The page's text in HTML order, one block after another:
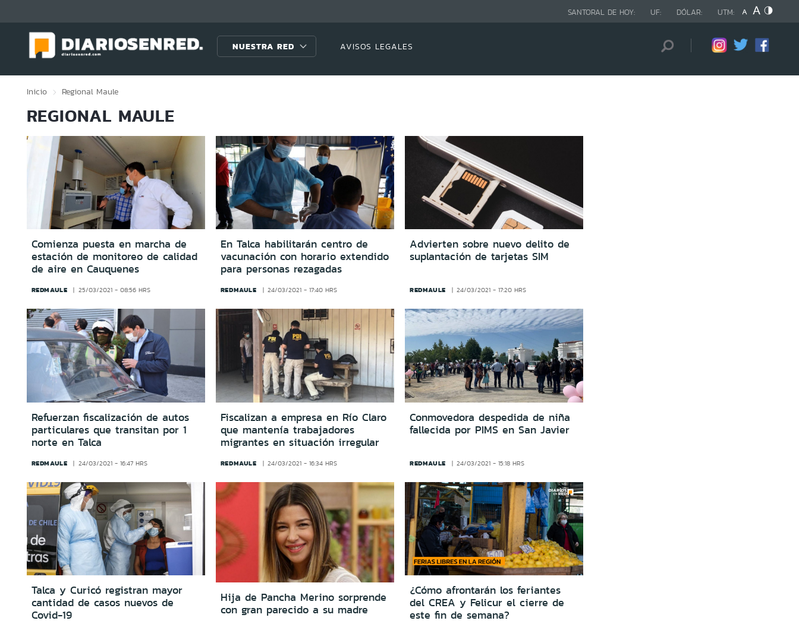
SANTORAL DE HOY: UF: DÓLAR: UTM:
NUESTRA RED AVISOS LEGALES
Inicio Regional Maule
REGIONAL MAULE
Comienza puesta en marcha de
estación de monitoreo de calidad
de aire en Cauquenes
REDMAULE 25/03/2021 - 08:56 HRS
En Talca habilitarán centro de
vacunación con horario extendido
para personas rezagadas
REDMAULE 24/03/2021 - 17:40 HRS
Advierten sobre nuevo delito de
suplantación de tarjetas SIM
REDMAULE 24/03/2021 - 17:20 HRS
Refuerzan fiscalización de autos
particulares que transitan por 1
norte en Talca
REDMAULE 24/03/2021 - 16:47 HRS
Fiscalizan a empresa en Río Claro
que mantenía trabajadores
migrantes en situación irregular
REDMAULE 24/03/2021 - 16:34 HRS
Conmovedora despedida de niña
fallecida por PIMS en San Javier
REDMAULE 24/03/2021 - 15:18 HRS
Talca y Curicó registran mayor
cantidad de casos nuevos de
Covid-19
Hija de Pancha Merino sorprende
con gran parecido a su madre
¿Cómo afrontarán los feriantes
del CREA y Felicur el cierre de
este fin de semana?